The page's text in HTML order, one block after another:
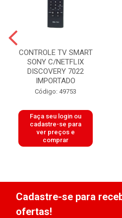
CONTROLE TV SMART
SONY C/NETFLIX
DISCOVERY 7022
IMPORTADO
Código: 49753
Faça seu login ou
cadastre-se para
ver preços e
comprar
Cadastre-se para
ofertas!